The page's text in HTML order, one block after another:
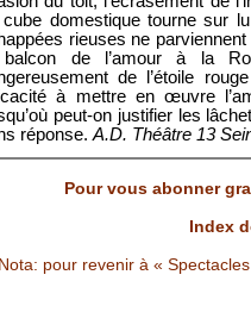
cube domestique tourne sur
rieuses ne
de l’amour à la
de l’étoile
à mettre en œuvre
peut-on justifier les
réponse. A.D. Théâtre 13
Pour vous abonner
Index
Nota: pour revenir à «